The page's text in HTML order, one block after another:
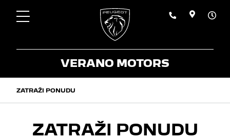
VERANO MOTORS
ZATRAŽI PONUDU
ZATRAŽI PONUDU